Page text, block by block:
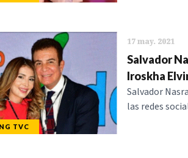
TVC
17 may. 2021
Salvador
Iroskha
Salvador
las redes